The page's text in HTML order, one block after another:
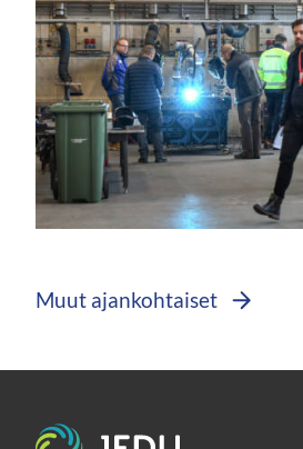
1.jpg
Muut ajankohtaiset
Etusivu